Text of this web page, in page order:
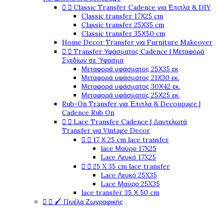
  Classic Transfer Cadence για Έπιπλα & DIY
Classic transfer 17Χ25 cm
Classic transfer 25Χ35 cm
Classic transfer 35Χ50 cm
Home Decor Transfer για Furniture Makeover
  Transfer Υφάσματος Cadence | Μεταφορά
Σχεδίων σε Ύφασμα
Μεταφορά υφάσματος 25Χ35 εκ
Μεταφορά υφάσματος 21Χ30 εκ.
Μεταφορά υφάσματος 30Χ42 εκ.
Μεταφορά υφάσματος 25Χ25 εκ.
Rub-On Transfer για Έπιπλα & Decoupage |
Cadence Rub On
  Lace Transfer Cadence | Δαντελωτά
Transfer για Vintage Decor
  17 Χ 25 cm lace transfer
lace Μαύρο 17X25
Lace Λευκό 17X25
  25 X 35 cm lace transfer
Lace Λευκό 25X35
Lace Μαύρο 25X35
lace transfer 35 Χ 50 cm
  🖌️ Πινέλα Ζωγραφικής